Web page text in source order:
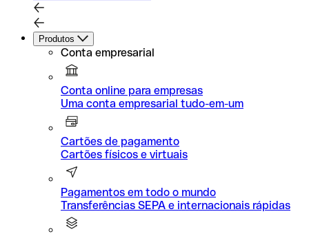
Produtos
Conta empresarial
Conta online para empresas
Uma conta empresarial tudo-em-um
Cartões de pagamento
Cartões físicos e virtuais
Pagamentos em todo o mundo
Transferências SEPA e internacionais rápidas